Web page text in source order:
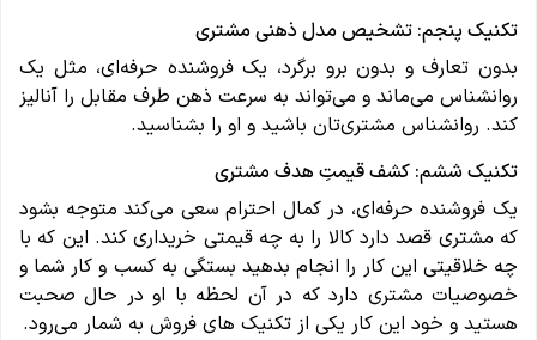
تکنیک پنجم: تشخیص مدل ذهنی مشتری
بدون تعارف و بدون برو برگرد، یک فروشنده حرفه‌ای، مثل یک
روانشناس می‌ماند و می‌تواند به سرعت ذهن طرف مقابل را آنالیز
کند. روانشناس مشتری‌تان باشید و او را بشناسید.
تکنیک ششم: کشف قیمتِ هدف مشتری
یک فروشنده حرفه‌ای، در کمال احترام سعی می‌کند متوجه بشود
که مشتری قصد دارد کالا را به چه قیمتی خریداری کند. این که با
چه خلاقیتی این کار را انجام بدهید بستگی به کسب و کار شما و
خصوصیات مشتری دارد که در آن لحظه با او در حال صحبت
هستید و خود این کار یکی از تکنیک های فروش به شمار می‌رود.